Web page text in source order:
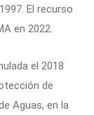
El recurso
en 2022.
el 2018
de
Aguas, en la